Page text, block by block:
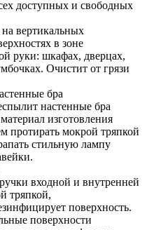
доступных и свободных
вертикальных
в зоне
руки: шкафах, дверцах,
Очистит от грязи
бра
настенные бра
изготовления
протирать мокрой тряпкой
стильную лампу
входной и внутренней
тряпкой,
поверхность.
поверхности